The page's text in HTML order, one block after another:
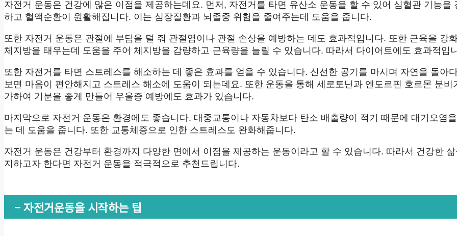
자전거 운동은 건강에 많은 이점을 제공하는데요. 먼저, 자전거를 타면 유산소 운동을 할 수 있어 심혈관 기능을
하고 혈액순환이 원활해집니다. 이는 심장질환과 뇌졸중 위험을 줄여주는데 도움을 줍니다.
또한 자전거 운동은 관절에 부담을 덜 줘 관절염이나 관절 손상을 예방하는 데도 효과적입니다. 또한 근육을 강
체지방을 태우는데 도움을 주어 체지방을 감량하고 근육량을 늘릴 수 있습니다. 따라서 다이어트에도 효과적입
또한 자전거를 타면 스트레스를 해소하는 데 좋은 효과를 얻을 수 있습니다. 신선한 공기를 마시며 자연을 돌아
보면 마음이 편안해지고 스트레스 해소에 도움이 되는데요. 또한 운동을 통해 세로토닌과 엔도르핀 호르몬 분비
가하여 기분을 좋게 만들어 우울증 예방에도 효과가 있습니다.
마지막으로 자전거 운동은 환경에도 좋습니다. 대중교통이나 자동차보다 탄소 배출량이 적기 때문에 대기오염을
는 데 도움을 줍니다. 또한 교통체증으로 인한 스트레스도 완화해줍니다.
자전거 운동은 건강부터 환경까지 다양한 면에서 이점을 제공하는 운동이라고 할 수 있습니다. 따라서 건강한
지하고자 한다면 자전거 운동을 적극적으로 추천드립니다.
– 자전거운동을 시작하는 팁